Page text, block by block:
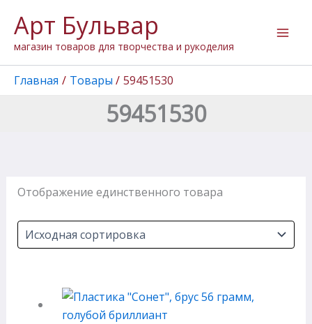
содержимому
Арт Бульвар
магазин товаров для творчества и рукоделия
Главная Товары 59451530
59451530
Отображение единственного товара